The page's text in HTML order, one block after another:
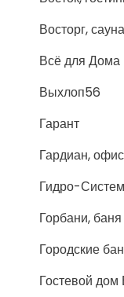
Восторг, сауна
Всё для Дома
Выхлоп56
Гарант
Гардиан, офис
Гидро-
Горбани,
Городские
Гостевой